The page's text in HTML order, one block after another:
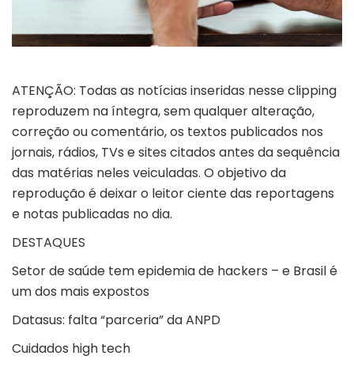
ATENÇÃO: Todas as notícias inseridas nesse clipping
reproduzem na íntegra, sem qualquer alteração,
correção ou comentário, os textos publicados nos
jornais, rádios, TVs e sites citados antes da sequência
das matérias neles veiculadas. O objetivo da
reprodução é deixar o leitor ciente das reportagens
e notas publicadas no dia.
DESTAQUES
Setor de saúde tem epidemia de hackers – e Brasil é
um dos mais expostos
Datasus: falta “parceria” da ANPD
Cuidados high tech